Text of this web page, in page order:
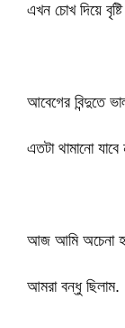
এখন চোখ দিয়ে
আবেগের বিন্দুতে
এতটা থামানো যাবে
আজ আমি অচেনা
আমরা বন্ধু ছিলাম.